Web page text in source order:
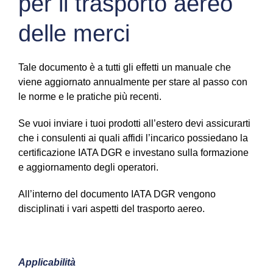
delle merci
Tale documento è a tutti gli effetti un manuale che
viene aggiornato annualmente per stare al passo con
le norme e le pratiche più recenti.
Se vuoi inviare i tuoi prodotti all’estero devi assicurarti
che i consulenti ai quali affidi l’incarico possiedano la
certificazione IATA DGR e investano sulla formazione
e aggiornamento degli operatori.
All’interno del documento IATA DGR vengono
disciplinati i vari aspetti del trasporto aereo.
Applicabilità